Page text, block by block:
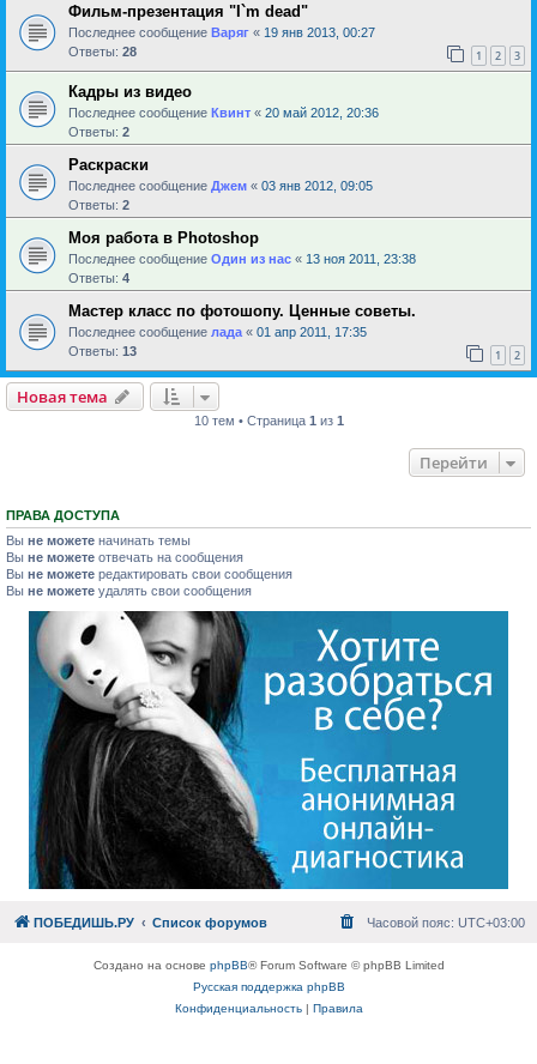
Фильм-презентация "I`m dead"
Последнее сообщение Варяг « 19 янв 2013, 00:27
Ответы: 28 1 2 3
Кадры из видео
Последнее сообщение Квинт « 20 май 2012, 20:36
Ответы: 2
Раскраски
Последнее сообщение Джем « 03 янв 2012, 09:05
Ответы: 2
Моя работа в Photoshop
Последнее сообщение Один из нас « 13 ноя 2011, 23:38
Ответы: 4
Мастер класс по фотошопу. Ценные советы.
Последнее сообщение лада « 01 апр 2011, 17:35
Ответы: 13 1 2
Новая тема
10 тем • Страница 1 из 1
Перейти
ПРАВА ДОСТУПА
Вы не можете начинать темы
Вы не можете отвечать на сообщения
Вы не можете редактировать свои сообщения
Вы не можете удалять свои сообщения
ПОБЕДИШЬ.РУ Список форумов Часовой пояс: UTC+03:00
Создано на основе phpBB® Forum Software © phpBB Limited
Русская поддержка phpBB
Конфиденциальность| Правила